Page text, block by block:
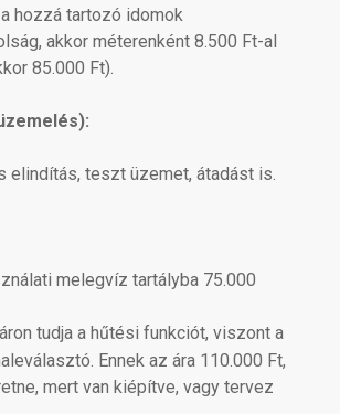
hozzá tartozó idomok
akkor méterenként 8.500 Ft-al
85.000 Ft).
elindítás, teszt üzemet, átadást is.
melegvíz tartályba 75.000
tudja a hűtési funkciót, viszont a
Ennek az ára 110.000 Ft,
mert van kiépítve, vagy tervez